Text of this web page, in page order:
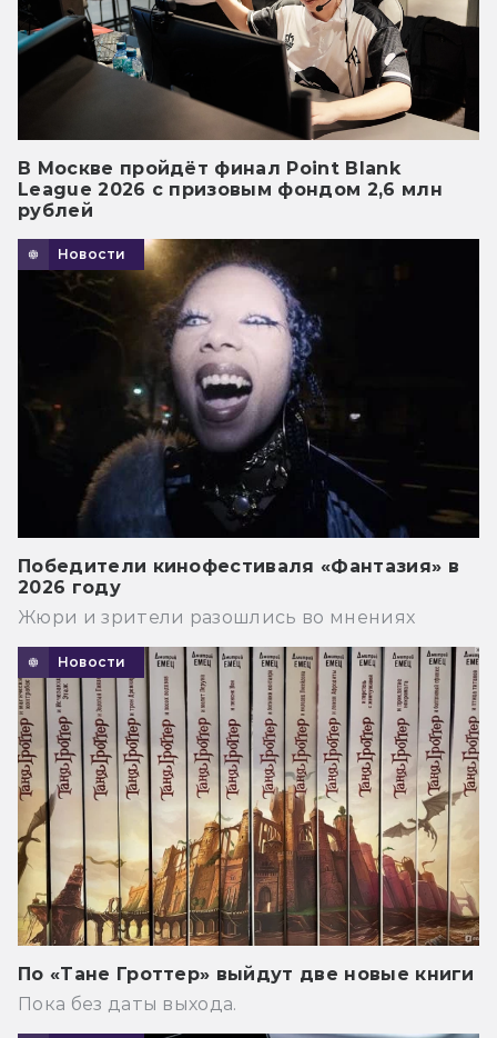
В Москве пройдёт финал Point Blank
League 2026 с призовым фондом 2,6 млн
рублей
Новости
Победители кинофестиваля «Фантазия» в
2026 году
Жюри и зрители разошлись во мнениях
Новости
По «Тане Гроттер» выйдут две новые книги
Пока без даты выхода.